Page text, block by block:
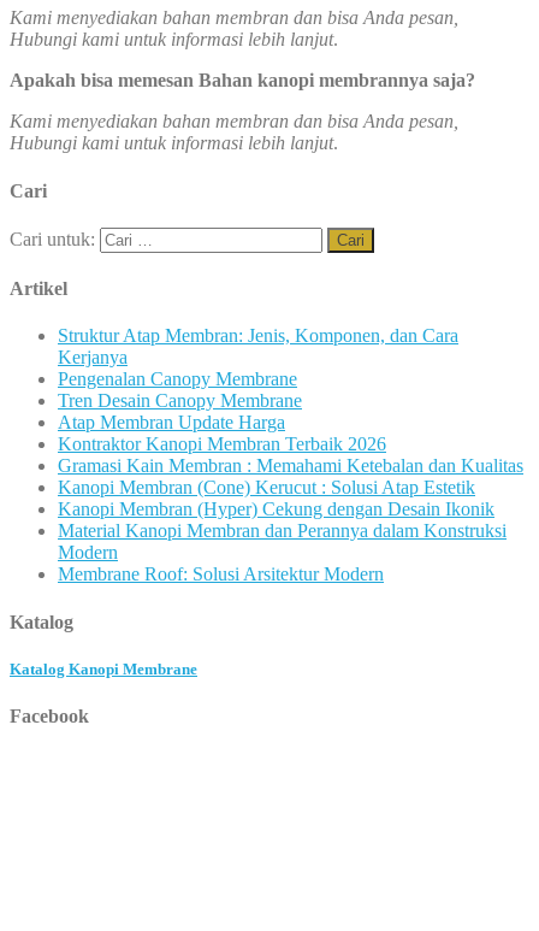
Kami menyediakan bahan membran dan bisa Anda pesan,
Hubungi kami untuk informasi lebih lanjut.
Apakah bisa memesan Bahan kanopi membrannya saja?
Kami menyediakan bahan membran dan bisa Anda pesan,
Hubungi kami untuk informasi lebih lanjut.
Cari
Cari untuk:
Artikel
Struktur Atap Membran: Jenis, Komponen, dan Cara
Kerjanya
Pengenalan Canopy Membrane
Tren Desain Canopy Membrane
Atap Membran Update Harga
Kontraktor Kanopi Membran Terbaik 2026
Gramasi Kain Membran : Memahami Ketebalan dan Kualitas
Kanopi Membran (Cone) Kerucut : Solusi Atap Estetik
Kanopi Membran (Hyper) Cekung dengan Desain Ikonik
Material Kanopi Membran dan Perannya dalam Konstruksi
Modern
Membrane Roof: Solusi Arsitektur Modern
Katalog
Katalog Kanopi Membrane
Facebook